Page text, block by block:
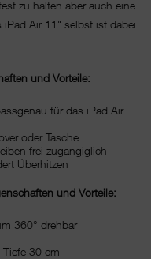
zu halten aber auch eine
Air 11" selbst ist dabei
und Vorteile:
für das iPad Air
oder Tasche
frei zugängiglich
Überhitzen
und Vorteile:
360° drehbar
30 cm